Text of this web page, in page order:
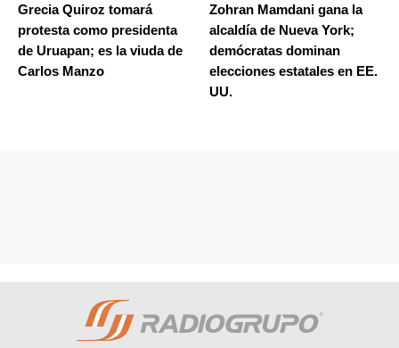
Grecia Quiroz tomará
protesta como presidenta
de Uruapan; es la viuda de
Carlos Manzo
Zohran Mamdani gana la
alcaldía de Nueva York;
demócratas dominan
elecciones estatales en EE.
UU.